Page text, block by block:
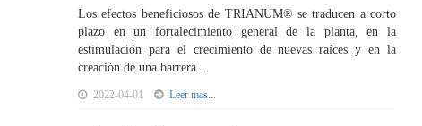
Los efectos beneficiosos de TRIANUM® se traducen a corto
plazo en un fortalecimiento general de la planta, en la
estimulación para el crecimiento de nuevas raíces y en la
creación de una barrera...
2022-04-01 Leer mas...